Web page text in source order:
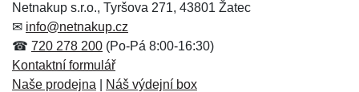
Jméno: *
E-mail:*
Netnakup s.r.o., Tyršova 271, 43801 Žatec
✉ info@netnakup.cz
☎ 720 278 200 (Po-Pá 8:00-16:30)
Kontaktní formulář
Naše prodejna
Náš výdejní box